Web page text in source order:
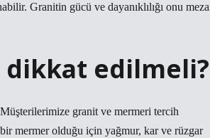
Granitin gücü ve dayanıklılığı onu
dikkat edilmeli?
Müşterilerimize granit ve mermeri tercih
mermer olduğu için yağmur, kar ve rüzgar